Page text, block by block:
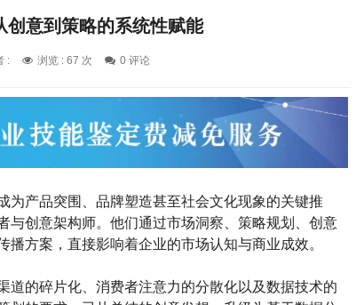
创意到策略的系统性赋能
: 浏览 : 67 次 0 评论
为产品突围、品牌塑造甚至社会文化现象的关键推
与创意架构师。他们通过市场洞察、策略规划、创意
方案，直接影响着企业的市场认知与商业成效。
道的碎片化、消费者注意力的分散化以及数据技术的